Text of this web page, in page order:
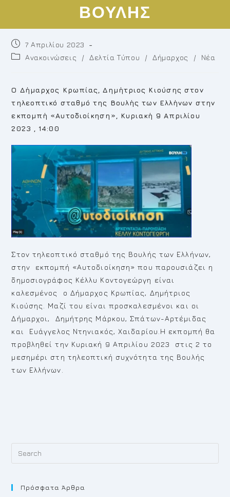
ΒΟΥΛΗΣ
Post
published:
7 Απριλίου 2023
PostΑνακοινώσεις / Δελτία Τύπου / Δήμαρχος / Νέα
Ο Δήμαρχος Κρωπίας, Δημήτριος Κιούσης στον
τηλεοπτικό σταθμό της Βουλής των Ελλήνων στην
εκπομπή «Αυτοδιοίκηση», Κυριακή 9 Απριλίου
2023 , 14:00
Στον τηλεοπτικό σταθμό της Βουλής των Ελλήνων,
στην εκπομπή «Αυτοδιοίκηση» που παρουσιάζει η
δημοσιογράφος Κέλλυ Κοντογεώργη είναι
καλεσμένος ο Δήμαρχος Κρωπίας, Δημήτριος
Κιούσης. Μαζί του είναι προσκαλεσμένοι και οι
Δήμαρχοι, Δημήτρης Μάρκου, Σπάτων-Αρτέμιδας
και Ευάγγελος Ντηνιακός, Χαιδαρίου.Η εκπομπή θα
προβληθεί την Κυριακή 9 Απριλίου 2023 στις 2 το
μεσημέρι στη τηλεοπτική συχνότητα της Βουλής
των Ελλήνων.
Πρόσφατα Άρθρα